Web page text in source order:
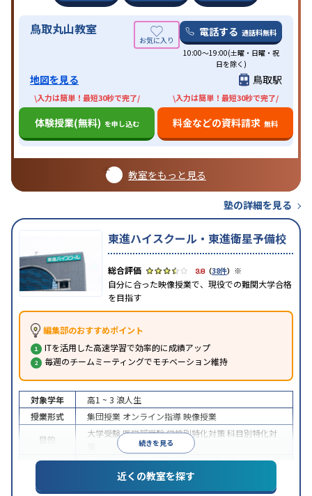
鳥取丸山教室 電話する 通話料無料
10:00～19:00(土曜・日曜・祝
日を除く)
地図を見る 鳥取駅
\入力は簡単！最短30秒で完了/
体験授業(無料) を申し込む
\入力は簡単！最短30秒で完了/
料金などの資料請求 無料
教室をもっと見る
塾の詳細を見る
東進ハイスクール・東進衛星予備校
3.8（38件） ※
自分に合った映像授業で、現役での難関大学合格
を目指す
編集部のおすすめポイント
ITを活用した高速学習で効率的に成績アップ
毎週のチームミーティングでモチベーション維持
続きを見る
対象学年 高1 ~ 3 浪人生
授業形式
集団授業 オンライン指導映像授業
目的
大学受験医学部受験学校別特化対策科目別特化対
特待生・奨学金制度あり授業の振替可能学習に
PC・タブレットを利用1科目から受講可能
習のみの受講可
近くの教室を探す